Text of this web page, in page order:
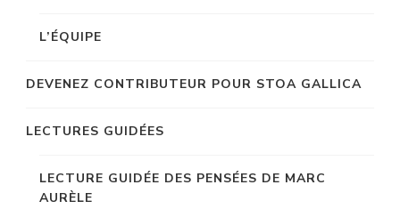
L’ÉQUIPE
DEVENEZ CONTRIBUTEUR POUR STOA GALLICA
LECTURES GUIDÉES
LECTURE GUIDÉE DES PENSÉES DE MARC
AURÈLE